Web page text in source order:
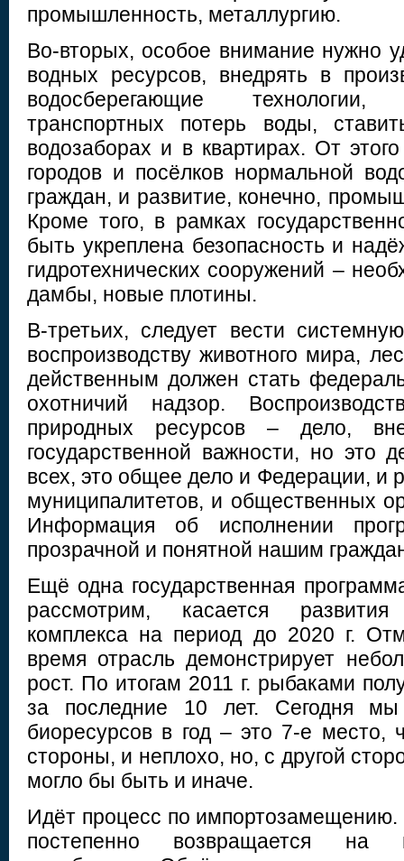
промышленность, металлургию.
Во-вторых, особое внимание нужно
водных ресурсов, внедрять в
водосберегающие
транспортных потерь воды,
водозаборах и в квартирах. От
городов и посёлков нормальной
граждан, и развитие, конечно,
Кроме того, в рамках
быть укреплена безопасность и
гидротехнических сооружений –
дамбы, новые плотины.
В-третьих, следует вести
воспроизводству животного мира,
действенным должен стать
охотничий надзор.
природных ресурсов – дело,
государственной важности, но это
всех, это общее дело и Федерации, и
муниципалитетов, и общественных
Информация об исполнении
прозрачной и понятной нашим
Ещё одна государственная
рассмотрим, касается развития
комплекса на период до 2020 г.
время отрасль демонстрирует
рост. По итогам 2011 г. рыбаками
за последние 10 лет. Сегодня
биоресурсов в год – это 7-е место,
стороны, и неплохо, но, с другой
могло бы быть и иначе.
Идёт процесс по импортозамещению.
постепенно возвращается на